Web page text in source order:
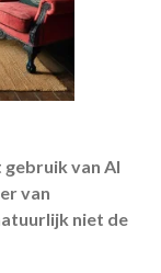
van AI
van
niet de